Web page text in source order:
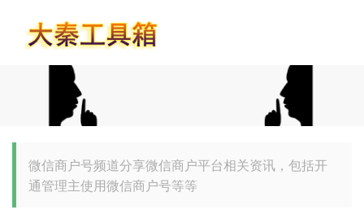
微信商户号频道分享微信商户平台相关资讯，包括开
通管理主使用微信商户号等等